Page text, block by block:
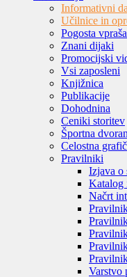
Informativni
Učilnice in
Pogosta
Znani dijaki
Promocijski
Vsi zaposleni
Knjižnica
Publikacije
Dohodnina
Ceniki storitev
Športna
Celostna
Pravilniki
Izjava
Katalog
Načrt
Varstvo